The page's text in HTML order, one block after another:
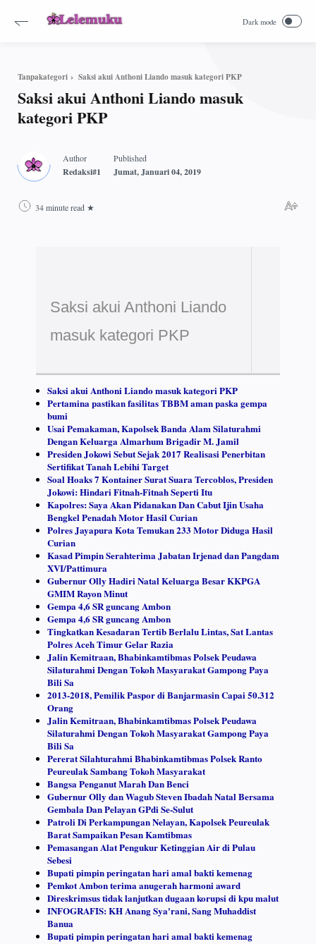
Tanpakategori Saksi akui Anthoni Liando masuk kategori PKP
Saksi akui Anthoni Liando masuk
kategori PKP
34 minute read
Saksi akui Anthoni Liando
masuk kategori PKP
Saksi akui Anthoni Liando masuk kategori PKP
Pertamina pastikan fasilitas TBBM aman paska gempa
bumi
Usai Pemakaman, Kapolsek Banda Alam Silaturahmi
Dengan Keluarga Almarhum Brigadir M. Jamil
Presiden Jokowi Sebut Sejak 2017 Realisasi Penerbitan
Sertifikat Tanah Lebihi Target
Soal Hoaks 7 Kontainer Surat Suara Tercoblos, Presiden
Jokowi: Hindari Fitnah-Fitnah Seperti Itu
Kapolres: Saya Akan Pidanakan Dan Cabut Ijin Usaha
Bengkel Penadah Motor Hasil Curian
Polres Jayapura Kota Temukan 233 Motor Diduga Hasil
Curian
Kasad Pimpin Serahterima Jabatan Irjenad dan Pangdam
XVI/Pattimura
Gubernur Olly Hadiri Natal Keluarga Besar KKPGA
GMIM Rayon Minut
Gempa 4,6 SR guncang Ambon
Gempa 4,6 SR guncang Ambon
Tingkatkan Kesadaran Tertib Berlalu Lintas, Sat Lantas
Polres Aceh Timur Gelar Razia
Jalin Kemitraan, Bhabinkamtibmas Polsek Peudawa
Silaturahmi Dengan Tokoh Masyarakat Gampong Paya
Bili Sa
2013-2018, Pemilik Paspor di Banjarmasin Capai 50.312
Orang
Jalin Kemitraan, Bhabinkamtibmas Polsek Peudawa
Silaturahmi Dengan Tokoh Masyarakat Gampong Paya
Bili Sa
Pererat Silahturahmi Bhabinkamtibmas Polsek Ranto
Peureulak Sambang Tokoh Masyarakat
Bangsa Penganut Marah Dan Benci
Gubernur Olly dan Wagub Steven Ibadah Natal Bersama
Gembala Dan Pelayan GPdi Se-Sulut
Patroli Di Perkampungan Nelayan, Kapolsek Peureulak
Barat Sampaikan Pesan Kamtibmas
Pemasangan Alat Pengukur Ketinggian Air di Pulau
Sebesi
Bupati pimpin peringatan hari amal bakti kemenag
Pemkot Ambon terima anugerah harmoni award
Direskrimsus tidak lanjutkan dugaan korupsi di kpu malut
INFOGRAFIS: KH Anang Sya'rani, Sang Muhaddist
Banua
Bupati pimpin peringatan hari amal bakti kemenag